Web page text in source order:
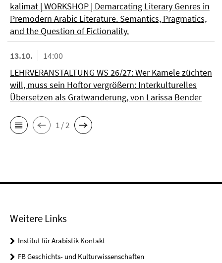
kalimat | WORKSHOP | Demarcating Literary Genres in
Premodern Arabic Literature. Semantics, Pragmatics,
and the Question of Fictionality.
13.10.
14:00
LEHRVERANSTALTUNG WS 26/27: Wer Kamele züchten
will, muss sein Hoftor vergrößern: Interkulturelles
Übersetzen als Gratwanderung, von Larissa Bender
1 / 2
Weitere Links
Institut für Arabistik Kontakt
FB Geschichts- und Kulturwissenschaften